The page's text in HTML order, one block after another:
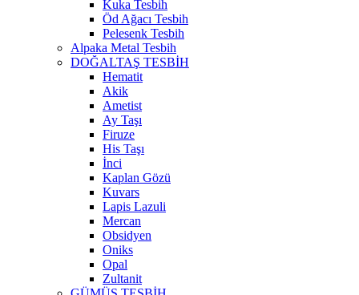
Kuka Tesbih
Öd Ağacı Tesbih
Pelesenk Tesbih
Alpaka Metal Tesbih
DOĞALTAŞ TESBİH
Hematit
Akik
Ametist
Ay Taşı
Firuze
His Taşı
İnci
Kaplan Gözü
Kuvars
Lapis Lazuli
Mercan
Obsidyen
Oniks
Opal
Zultanit